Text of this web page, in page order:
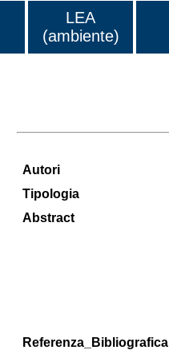
LEA
(ambiente)
Autori
Tipologia
Abstract
Referenza_Bibliografica